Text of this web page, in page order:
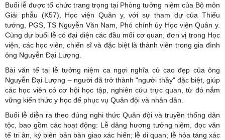
Buổi lễ được tổ chức trang trọng tại Phòng tưởng niệm của Bộ môn
Giải phẫu (K57), Học viện Quân y, với sự tham dự của Thiếu
tướng, PGS, TS Nguyễn Văn Nam, Phó chính ủy Học viện Quân y.
Cùng dự buổi lễ có đại diện các đầu mối cơ quan, đơn vị trong Học
viện, các học viên, chiến sĩ và đặc biệt là thành viên trong gia đình
ông Nguyễn Đại Lượng.
Bài văn tế tại lễ tưởng niệm ca ngợi nghĩa cử cao đẹp của ông
Nguyễn Đại Lượng – người đã trở thành "người thầy" đặc biệt, giúp
các học viên có cơ hội học tập, nghiên cứu trực quan, từ đó nắm
vững kiến thức y học để phục vụ Quân đội và nhân dân.
Buổi lễ diễn ra theo đúng nghi thức Quân đội và truyền thống dân
tộc, bao gồm các hoạt động: Lễ dâng hương tưởng niệm, đọc văn
tế tri ân, ký biên bản bàn giao xác hiến; lễ di quan; lễ hỏa táng xác